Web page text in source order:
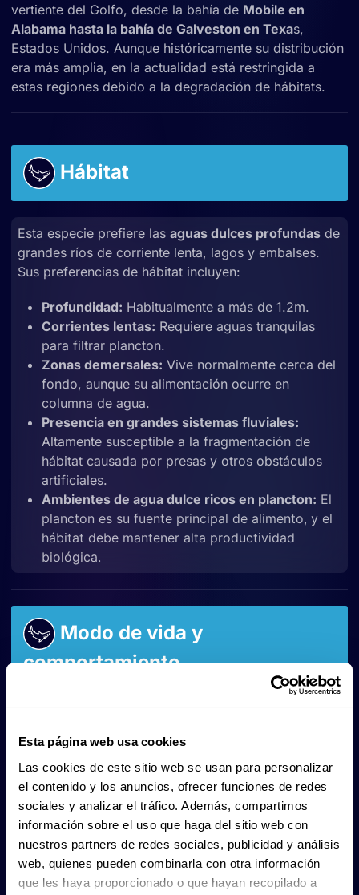
Esta página web usa cookies
Las cookies de este sitio web se usan para personalizar
el contenido y los anuncios, ofrecer funciones de redes
sociales y analizar el tráfico. Además, compartimos
información sobre el uso que haga del sitio web con
nuestros partners de redes sociales, publicidad y análisis
web, quienes pueden combinarla con otra información
que les haya proporcionado o que hayan recopilado a
vertiente del Golfo, desde la bahía de Mobile en
Alabama hasta la bahía de Galveston en Texas,
Estados Unidos. Aunque históricamente su distribución
era más amplia, en la actualidad está restringida a
estas regiones debido a la degradación de hábitats.
Hábitat
Esta especie prefiere las aguas dulces profundas de
grandes ríos de corriente lenta, lagos y embalses.
Sus preferencias de hábitat incluyen:
Profundidad: Habitualmente a más de 1.2m.
Corrientes lentas: Requiere aguas tranquilas
para filtrar plancton.
Zonas demersales: Vive normalmente cerca del
fondo, aunque su alimentación ocurre en
columna de agua.
Presencia en grandes sistemas fluviales:
Altamente susceptible a la fragmentación de
hábitat causada por presas y otros obstáculos
artificiales.
Ambientes de agua dulce ricos en plancton: El
plancton es su fuente principal de alimento, y el
hábitat debe mantener alta productividad
biológica.
Modo de vida y
comportamiento
una mandíbula superior extendida que ayuda a
y comportamiento incluyen:
Comportamiento social:
No muestra comportamiento territorial, y suele
desplazarse de forma solitaria o en grupos